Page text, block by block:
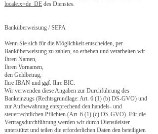
locale.x=de_DE des Dienstes.
Banküberweisung / SEPA
Wenn Sie sich für die Möglichkeit entscheiden, per
Banküberweisung zu zahlen, so erheben und verarbeiten wir
Ihren Namen,
Ihren Vornamen,
den Geldbetrag,
Ihre IBAN und ggf. Ihre BIC.
Wir verwenden diese Angaben zur Durchführung des
Bankeinzugs (Rechtsgrundlage: Art. 6 (1) (b) DS-GVO) und
zur Aufbewahrung entsprechend den handels- und
steuerrechtlichen Pflichten (Art. 6 (1) (c) DS-GVO). Für die
Vertragsdurchführung werden wir durch Dienstleister
unterstützt und teilen die erforderlichen Daten den beteiligten